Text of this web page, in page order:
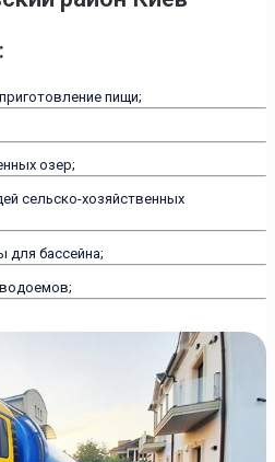
пищи;
озер;
сельско-хозяйственных
для бассейна;